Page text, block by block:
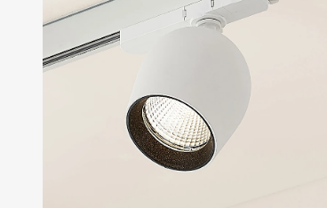
galérie
obrázkov